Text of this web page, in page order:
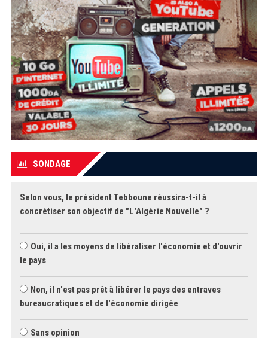
SONDAGE
Selon vous, le président Tebboune réussira-t-il à
concrétiser son objectif de "L'Algérie Nouvelle" ?
Oui, il a les moyens de libéraliser l'économie et d'ouvrir
le pays
Non, il n'est pas prêt à libérer le pays des entraves
bureaucratiques et de l'économie dirigée
Sans opinion